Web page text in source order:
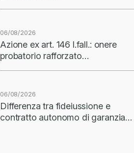
06/08/2026
Azione ex art. 146 l.fall.: onere
probatorio rafforzato…
06/08/2026
Differenza tra fideiussione e
contratto autonomo di garanzia…